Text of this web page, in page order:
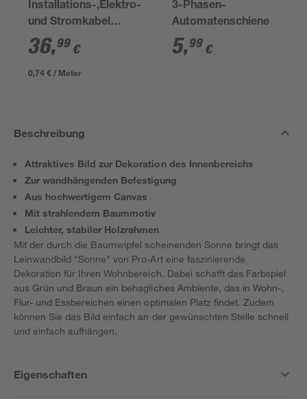
Installations-,Elektro-
und Stromkabel
NYM-J 3x1,5mm² 50
m
36,99 €
0,74 € / Meter
3-Phasen-
Automatenschiene
5,99 €
Beschreibung
Attraktives Bild zur Dekoration des Innenbereichs
Zur wandhängenden Befestigung
Aus hochwertigem Canvas
Mit strahlendem Baummotiv
Leichter, stabiler Holzrahmen
Mit der durch die Baumwipfel scheinenden Sonne bringt das
Leinwandbild "Sonne" von Pro-Art eine faszinierende
Dekoration für Ihren Wohnbereich. Dabei schafft das Farbspiel
aus Grün und Braun ein behagliches Ambiente, das in Wohn-,
Flur- und Essbereichen einen optimalen Platz findet. Zudem
können Sie das Bild einfach an der gewünschten Stelle schnell
und einfach aufhängen.
Eigenschaften